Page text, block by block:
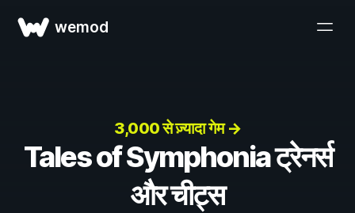
wemod
3,000 से ज़्यादा गेम →
Tales of Symphonia ट्रेनर्स
और चीट्स